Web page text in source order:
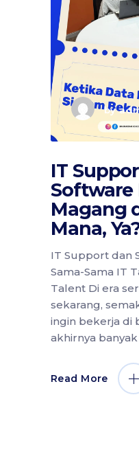
by
IT
Software
Magang
Mana,
IT Support dan
Sama-Sama IT
Talent Di era
sekarang,
ingin bekerja di
akhirnya
Read More